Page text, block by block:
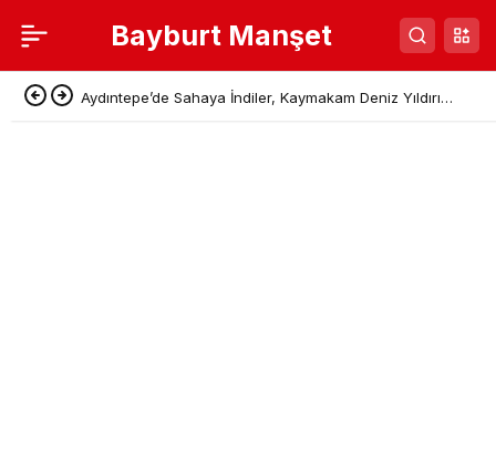
Bayburt Manşet
Aydıntepe’de Sahaya İndiler, Kaymakam Deniz Yıldırım